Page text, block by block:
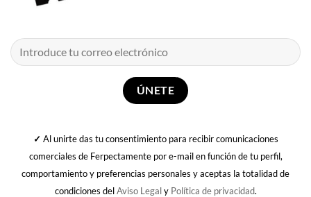
✓ Al unirte das tu consentimiento para recibir comunicaciones
comerciales de Ferpectamente por e-mail en función de tu perfil,
comportamiento y preferencias personales y aceptas la totalidad de
condiciones delAviso Legaly Política de privacidad.